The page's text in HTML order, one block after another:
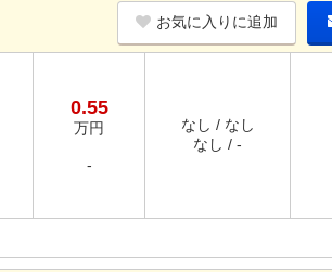
お気に入りに追加
0.55
万円
-
なし / なし
なし / -